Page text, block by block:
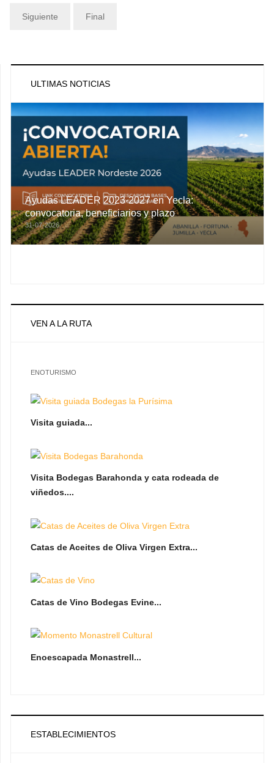
Siguiente Final
ULTIMAS NOTICIAS
Ayudas LEADER 2023-2027 en Yecla:
convocatoria, beneficiarios y plazo
31-07-2026
VEN A LA RUTA
ENOTURISMO
Visita guiada...
Visita Bodegas Barahonda y cata rodeada de
viñedos....
Catas de Aceites de Oliva Virgen Extra...
Catas de Vino Bodegas Evine...
Enoescapada Monastrell...
ESTABLECIMIENTOS